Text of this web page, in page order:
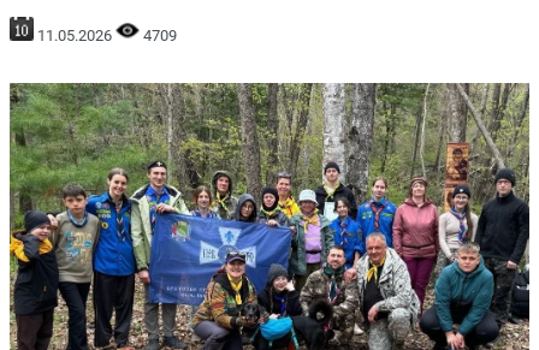
11.05.2026 4709